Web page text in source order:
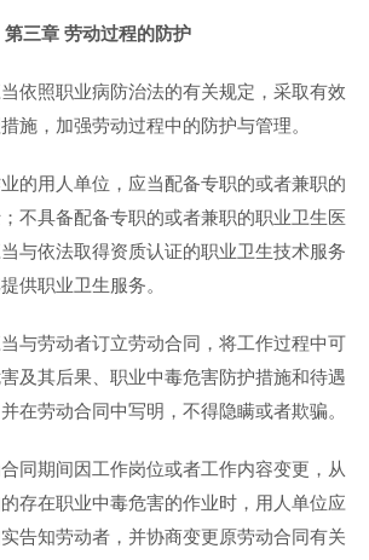
第三章 劳动过程的防护
依照职业病防治法的有关规定，采取有效
施，加强劳动过程中的防护与管理。
的用人单位，应当配备专职的或者兼职的
不具备配备专职的或者兼职的职业卫生医
与依法取得资质认证的职业卫生技术服务
供职业卫生服务。
与劳动者订立劳动合同，将工作过程中可
及其后果、职业中毒危害防护措施和待遇
在劳动合同中写明，不得隐瞒或者欺骗。
同期间因工作岗位或者工作内容变更，从
存在职业中毒危害的作业时，用人单位应
告知劳动者，并协商变更原劳动合同有关